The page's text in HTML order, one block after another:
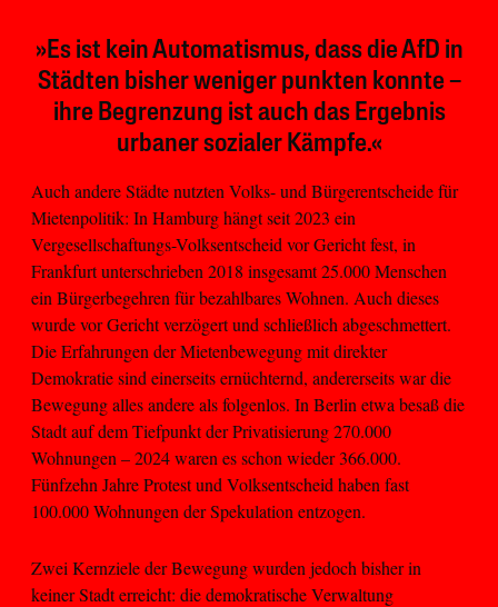
»Es ist kein Automatismus, dass die AfD in
Städten bisher weniger punkten konnte –
ihre Begrenzung ist auch das Ergebnis
urbaner sozialer Kämpfe.«
Auch andere Städte nutzten Volks- und Bürgerentscheide für
Mietenpolitik: In Hamburg hängt seit 2023 ein
Vergesellschaftungs-Volksentscheid vor Gericht fest, in
Frankfurt unterschrieben 2018 insgesamt 25.000 Menschen
ein Bürgerbegehren für bezahlbares Wohnen. Auch dieses
wurde vor Gericht verzögert und schließlich abgeschmettert.
Die Erfahrungen der Mietenbewegung mit direkter
Demokratie sind einerseits ernüchternd, andererseits war die
Bewegung alles andere als folgenlos. In Berlin etwa besaß die
Stadt auf dem Tiefpunkt der Privatisierung 270.000
Wohnungen – 2024 waren es schon wieder 366.000.
Fünfzehn Jahre Protest und Volksentscheid haben fast
100.000 Wohnungen der Spekulation entzogen.
Zwei Kernziele der Bewegung wurden jedoch bisher in
keiner Stadt erreicht: die demokratische Verwaltung